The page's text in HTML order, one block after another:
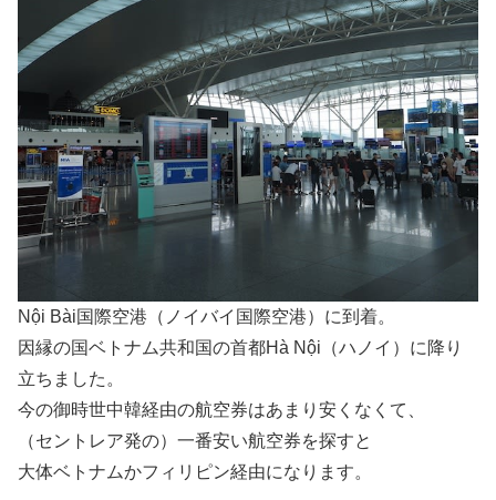
Nội Bài国際空港（ノイバイ国際空港）に到着。
因縁の国ベトナム共和国の首都Hà Nội（ハノイ）に降り
立ちました。
今の御時世中韓経由の航空券はあまり安くなくて、
（セントレア発の）一番安い航空券を探すと
大体ベトナムかフィリピン経由になります。